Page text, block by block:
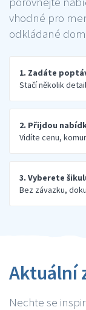
vhodné pro
odkládané
1. Zadáte
Stačí několik
2. Přijdou
Vidíte cenu,
3. Vyberete
Bez závazku,
Aktuální
Nechte se